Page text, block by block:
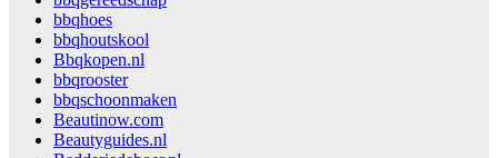
bbqhoes
bbqhoutskool
Bbqkopen.nl
bbqrooster
bbqschoonmaken
Beautinow.com
Beautyguides.nl